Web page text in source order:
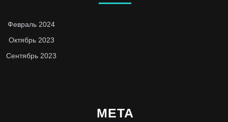
Февраль 2024
Октябрь 2023
Сентябрь 2023
МЕТА